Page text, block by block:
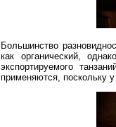
Большинство
как органический,
экспортируемого
применяются, поскольку